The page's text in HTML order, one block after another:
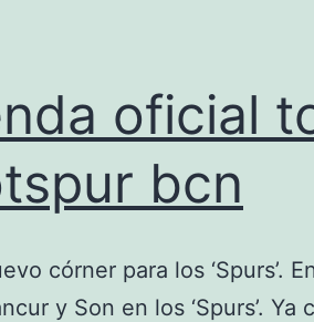
oficial
bcn
córner para los ‘Spurs’.
y Son en los ‘Spurs’.